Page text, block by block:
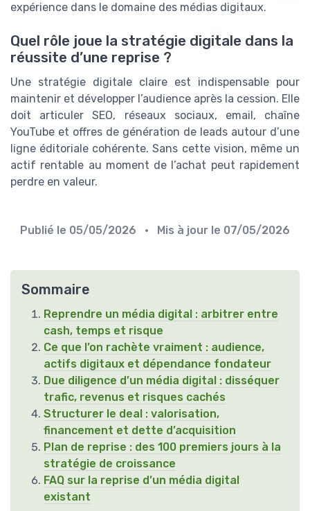
expérience dans le domaine des médias digitaux.
Quel rôle joue la stratégie digitale dans la
réussite d’une reprise ?
Une stratégie digitale claire est indispensable pour
maintenir et développer l’audience après la cession. Elle
doit articuler SEO, réseaux sociaux, email, chaîne
YouTube et offres de génération de leads autour d’une
ligne éditoriale cohérente. Sans cette vision, même un
actif rentable au moment de l’achat peut rapidement
perdre en valeur.
Publié le 05/05/2026 • Mis à jour le 07/05/2026
Sommaire
Reprendre un média digital : arbitrer entre
cash, temps et risque
Ce que l’on rachète vraiment : audience,
actifs digitaux et dépendance fondateur
Due diligence d’un média digital : disséquer
trafic, revenus et risques cachés
Structurer le deal : valorisation,
financement et dette d’acquisition
Plan de reprise : des 100 premiers jours à la
stratégie de croissance
FAQ sur la reprise d’un média digital
existant